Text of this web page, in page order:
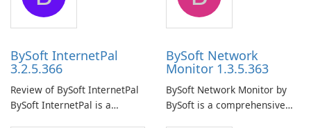
your computer system.
network.
BySoft InternetPal
3.2.5.366
Review of BySoft InternetPal
BySoft InternetPal is a
BySoft Network
Monitor 1.3.5.363
BySoft Network Monitor by
BySoft is a comprehensive